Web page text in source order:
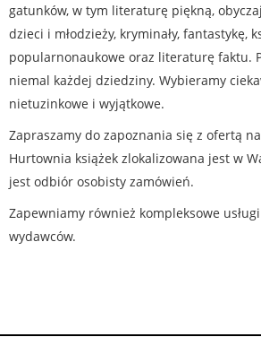
gatunków, w tym literaturę piękną,
dzieci i młodzieży, kryminały, fantastykę,
popularnonaukowe oraz literaturę faktu.
niemal każdej dziedziny. Wybieramy
nietuzinkowe i wyjątkowe.
Zapraszamy do zapoznania się z ofertą
Hurtownia książek zlokalizowana jest w
jest odbiór osobisty zamówień.
Zapewniamy również kompleksowe
wydawców.